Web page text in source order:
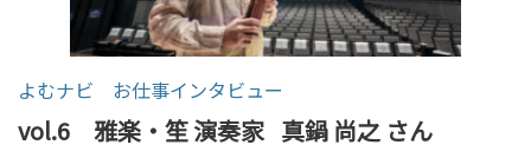
よむナビ お仕事インタビュー
vol.6 雅楽・笙 演奏家 真鍋 尚之 さん